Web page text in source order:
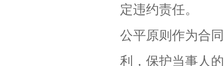
定违约责任。
公平原则作为合
利，保护当事人